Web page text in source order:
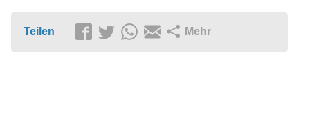
Teilen Mehr